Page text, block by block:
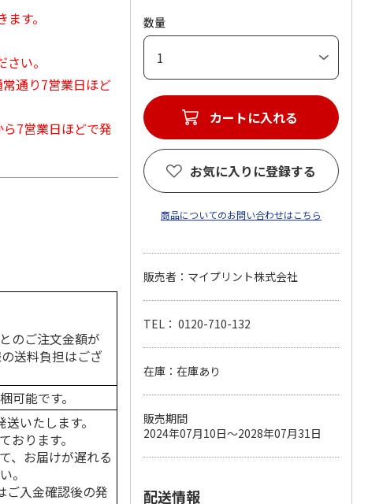
カムカ
銀のスプーン パウ
ペット線香 虹のか
す。
い。
通り7営業日ほど
7営業日ほどで発
のご注文金額が
送料負担はござ
可能です。
いたします。
ります。
、お届けが遅れる
。
ご入金確認後の発
数量
カートに入れる
お気に入りに登録する
商品についてのお問い合わせはこちら
販売者：マイプリント株式会社
TEL： 0120-710-132
在庫：在庫あり
販売期間
2024年07月10日～2028年07月31日
配送情報